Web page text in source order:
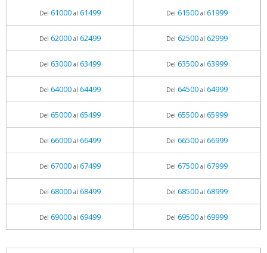
Del 61000al 61499 Del 61500al 61999
Del 62000al 62499 Del 62500al 62999
Del 63000al 63499 Del 63500al 63999
Del 64000al 64499 Del 64500al 64999
Del 65000al 65499 Del 65500al 65999
Del 66000al 66499 Del 66500al 66999
Del 67000al 67499 Del 67500al 67999
Del 68000al 68499 Del 68500al 68999
Del 69000al 69499 Del 69500al 69999